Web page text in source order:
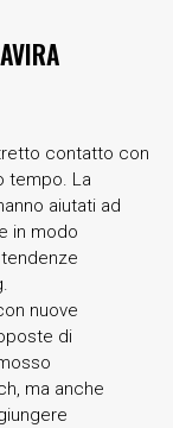
AVIRA
contatto con
tempo. La
aiutati ad
in modo
nuove
di
ma anche